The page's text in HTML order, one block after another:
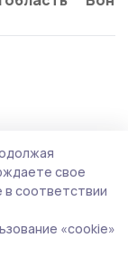
свое
в соответствии
«cookie»